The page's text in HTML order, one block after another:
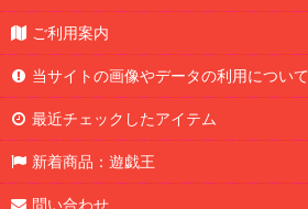
ご利用案内
当サイトの画像やデータの利用について
最近チェックしたアイテム
新着商品：遊戯王
問い合わせ